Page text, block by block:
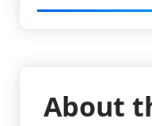
About